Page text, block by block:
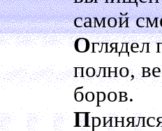
самой
Оглядел
полно,
боров.
П